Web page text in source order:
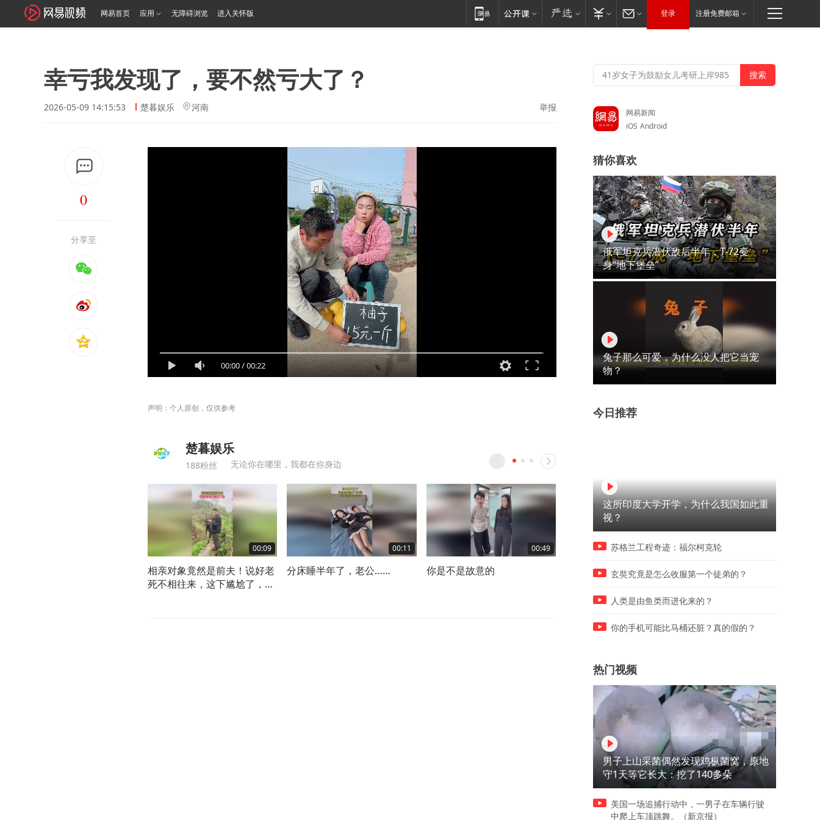
网易首页 应用 无障碍浏览 进入关怀版 登录 注册免费邮箱
幸亏我发现了，要不然亏大了？
2026-05-09 14:15:53 楚暮娱乐 河南 举报
0
分享至
00:00/00:22
声明：个人原创，仅供参考
楚暮娱乐
188粉丝 无论你在哪里，我都在你身边
00:09
相亲对象竟然是前夫！说好老
死不相往来，这下尴尬了，这
00:11
分床睡半年了，老公……
00:49
你是不是故意的
00:08
结什么婚啊，一个人自由自在
老婆的迷惑行为245
网易新闻
iOS Android
猜你喜欢
俄军坦克兵潜伏敌后半年，T-72变
身“地下堡垒”
兔子那么可爱，为什么没人把它当宠
物？
今日推荐
这所印度大学开学，为什么我国如此重
视？
苏格兰工程奇迹：福尔柯克轮
玄奘究竟是怎么收服第一个徒弟的？
人类是由鱼类而进化来的？
你的手机可能比马桶还脏？真的假的？
热门视频
男子上山采菌偶然发现鸡枞菌窝，原地
守1天等它长大：挖了140多朵
美国一场追捕行动中，一男子在车辆行驶
中爬上车顶跳舞。（新京报）